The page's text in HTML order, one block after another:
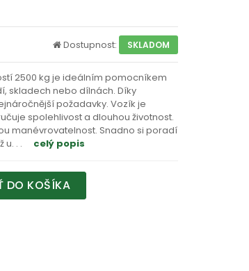
Dostupnost: SKLADOM
2500 kg je ideálním pomocníkem
skladech nebo dílnách. Díky
požadavky. Vozík je
spolehlivost a dlouhou životnost.
manévrovatelnost. Snadno si poradí
u. . . celý popis
DO KOŠÍKA